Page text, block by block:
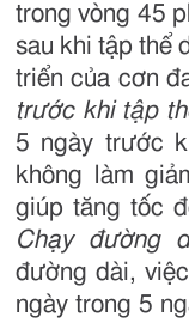
trong vòng 45
sau khi tập thể
triển của cơn
trước khi tập
5 ngày trước
không làm
giúp tăng tốc
Chạy đường
đường dài,
ngày trong 5